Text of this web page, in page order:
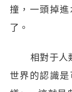
撞，一頭掉
了。
相對于人
世界的認識